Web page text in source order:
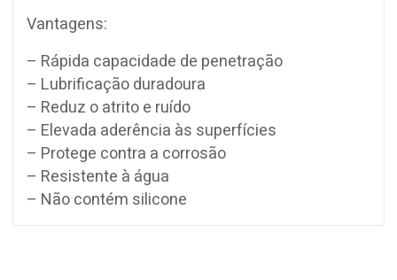
Vantagens:
– Rápida capacidade de penetração
– Lubrificação duradoura
– Reduz o atrito e ruído
– Elevada aderência às superfícies
– Protege contra a corrosão
– Resistente à água
– Não contém silicone